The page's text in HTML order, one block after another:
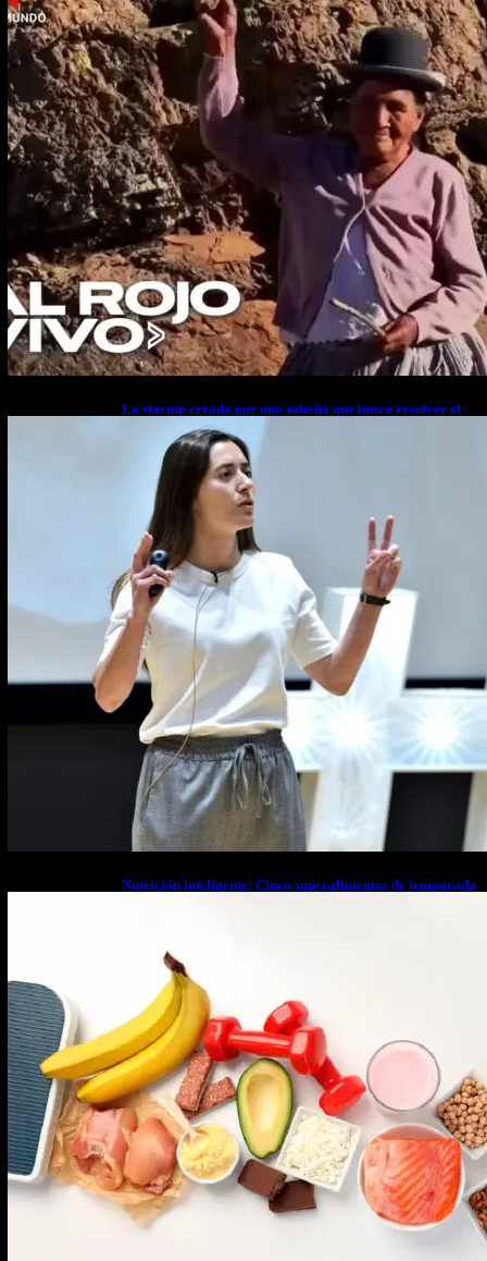
La startup creada por una salteña que busca resolver el
estrés financiero en Latinoamérica
Nutrición inteligente: Cinco superalimentos de temporada